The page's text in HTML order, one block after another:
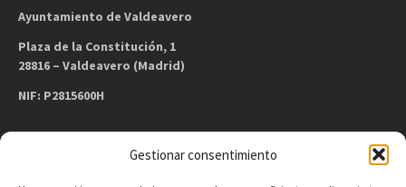
Gestionar consentimiento
Ayuntamiento de Valdeavero
Plaza de la Constitución, 1
28816 – Valdeavero (Madrid)
NIF: P2815600H